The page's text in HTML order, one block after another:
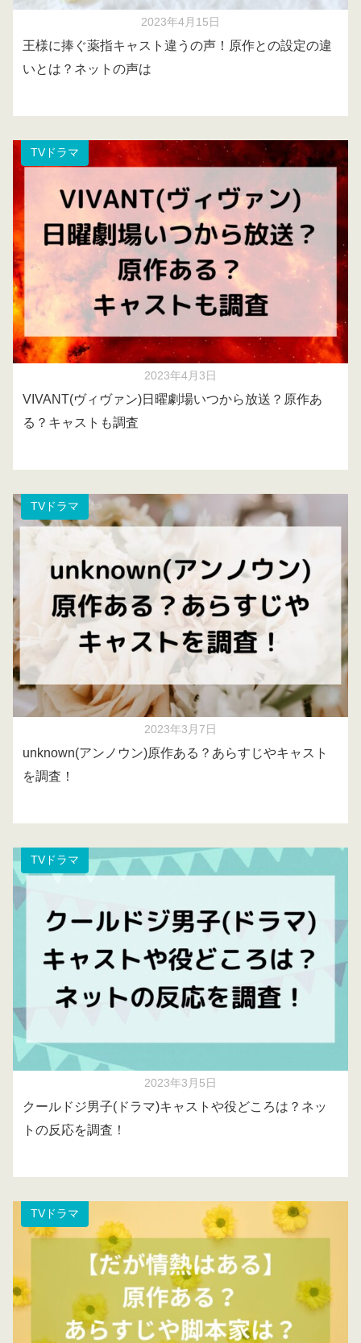
2023年4月15日
王様に捧ぐ薬指キャスト違うの声！原作との設定の違
いとは？ネットの声は
TVドラマ
2023年4月3日
VIVANT(ヴィヴァン)日曜劇場いつから放送？原作あ
る？キャストも調査
TVドラマ
2023年3月7日
unknown(アンノウン)原作ある？あらすじやキャスト
を調査！
TVドラマ
2023年3月5日
クールドジ男子(ドラマ)キャストや役どころは？ネッ
トの反応を調査！
TVドラマ